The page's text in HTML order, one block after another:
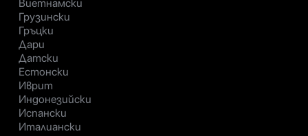
Виетнамски
Грузински
Гръцки
Дари
Датски
Естонски
Иврит
Индонезийски
Испански
Италиански